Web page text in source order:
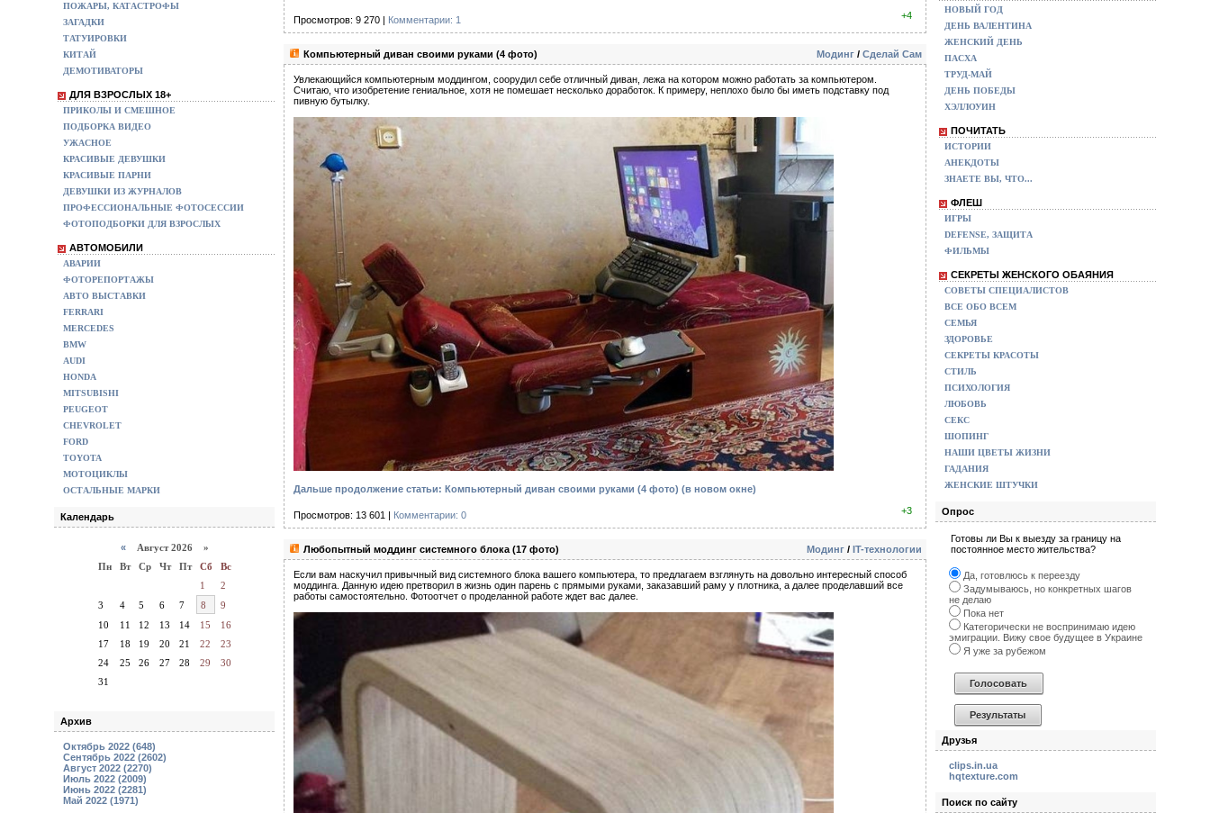
ПОЖАРЫ, КАТАСТРОФЫ
ЗАГАДКИ
ТАТУИРОВКИ
КИТАЙ
ДЕМОТИВАТОРЫ
ДЛЯ ВЗРОСЛЫХ 18+
ПРИКОЛЫ И СМЕШНОЕ
ПОДБОРКА ВИДЕО
УЖАСНОЕ
КРАСИВЫЕ ДЕВУШКИ
КРАСИВЫЕ ПАРНИ
ДЕВУШКИ ИЗ ЖУРНАЛОВ
ПРОФЕССИОНАЛЬНЫЕ ФОТОСЕССИИ
ФОТОПОДБОРКИ ДЛЯ ВЗРОСЛЫХ
АВТОМОБИЛИ
АВАРИИ
ФОТОРЕПОРТАЖЫ
АВТО ВЫСТАВКИ
FERRARI
MERCEDES
BMW
AUDI
HONDA
MITSUBISHI
PEUGEOT
CHEVROLET
FORD
TOYOTA
МОТОЦИКЛЫ
ОСТАЛЬНЫЕ МАРКИ
Календарь
« Август 2026 »
Пн
Вт Ср Чт Пт Сб
Вс
1
2
3
4 5 6 7 8
9
10
11 12 13 14 15
16
17
18 19 20 21 22
23
24
25 26 27 28 29
30
31
Архив
Октябрь 2022 (648)
Сентябрь 2022 (2602)
Август 2022 (2270)
Июль 2022 (2009)
Июнь 2022 (2281)
Май 2022 (1971)
Просмотров: 9 270 | Комментарии: 1 +4
Модинг / Сделай Сам
Компьютерный диван своими руками (4 фото)
Увлекающийся компьютерным моддингом, соорудил себе отличный диван, лежа на котором можно работать за компьютером.
Считаю, что изобретение гениальное, хотя не помешает несколько доработок. К примеру, неплохо было бы иметь подставку под
пивную бутылку.
Дальше продолжение статьи: Компьютерный диван своими руками (4 фото) (в новом окне)
Просмотров: 13 601 | Комментарии: 0 +3
Модинг / IT-технологии
Любопытный моддинг системного блока (17 фото)
Если вам наскучил привычный вид системного блока вашего компьютера, то предлагаем взглянуть на довольно интересный способ
моддинга. Данную идею претворил в жизнь один парень с прямыми руками, заказавший раму у плотника, а далее проделавший все
работы самостоятельно. Фотоотчет о проделанной работе ждет вас далее.
НОВЫЙ ГОД
ДЕНЬ ВАЛЕНТИНА
ЖЕНСКИЙ ДЕНЬ
ПАСХА
ТРУД-МАЙ
ДЕНЬ ПОБЕДЫ
ХЭЛЛОУИН
ПОЧИТАТЬ
ИСТОРИИ
АНЕКДОТЫ
ЗНАЕТЕ ВЫ, ЧТО...
ФЛЕШ
ИГРЫ
DEFENSE, ЗАЩИТА
ФИЛЬМЫ
СЕКРЕТЫ ЖЕНСКОГО ОБАЯНИЯ
СОВЕТЫ СПЕЦИАЛИСТОВ
ВСЕ ОБО ВСЕМ
СЕМЬЯ
ЗДОРОВЬЕ
СЕКРЕТЫ КРАСОТЫ
СТИЛЬ
ПСИХОЛОГИЯ
ЛЮБОВЬ
СЕКС
ШОПИНГ
НАШИ ЦВЕТЫ ЖИЗНИ
ГАДАНИЯ
ЖЕНСКИЕ ШТУЧКИ
Опрос
Готовы ли Вы к выезду за границу на
постоянное место жительства?
Да, готовлюсь к переезду
Задумываюсь, но конкретных шагов
не делаю
Пока нет
Категорически не воспринимаю идею
эмиграции. Вижу свое будущее в Украине
Я уже за рубежом
Друзья
clips.in.ua
hqtexture.com
Поиск по сайту